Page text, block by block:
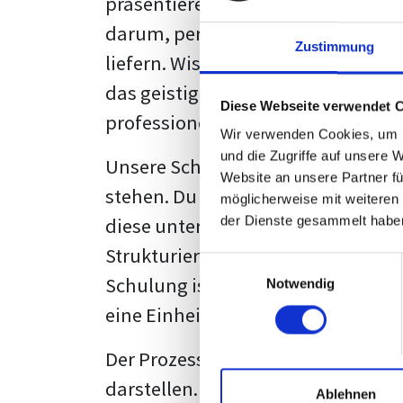
Zustimmung
Diese Webseite verwendet
Wir verwenden Cookies,
und die Zugriffe auf unsere
Website an unsere Partner
möglicherweise mit
der Dienste gesammelt
Notwendig
Ablehnen
darum, persönliche Meinungen
liefern. Wissenschaftliche Texte,
das geistige Eigentum des
professionell zu kommunizieren.
Unsere Schulung wurde mit Blick
stehen. Du wirst nicht nur
diese unter Zuhilfenahme von
Strukturierung ist ebenso
Schulung ist so konzipiert, dass
eine Einheitslösung zu bieten.
Der Prozess des
darstellen. Jedoch, ausgestattet